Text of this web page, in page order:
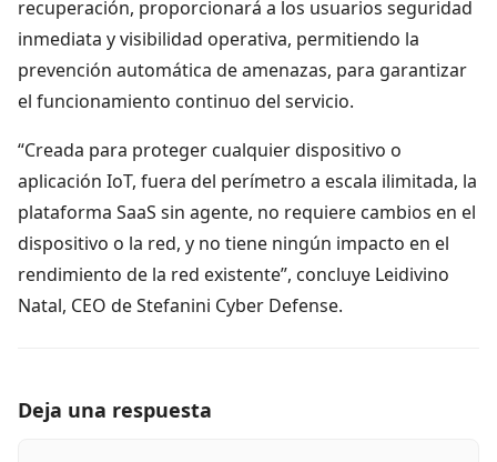
recuperación, proporcionará a los usuarios seguridad
inmediata y visibilidad operativa, permitiendo la
prevención automática de amenazas, para garantizar
el funcionamiento continuo del servicio.
“Creada para proteger cualquier dispositivo o
aplicación IoT, fuera del perímetro a escala ilimitada, la
plataforma SaaS sin agente, no requiere cambios en el
dispositivo o la red, y no tiene ningún impacto en el
rendimiento de la red existente”, concluye Leidivino
Natal, CEO de Stefanini Cyber Defense.
Deja una respuesta